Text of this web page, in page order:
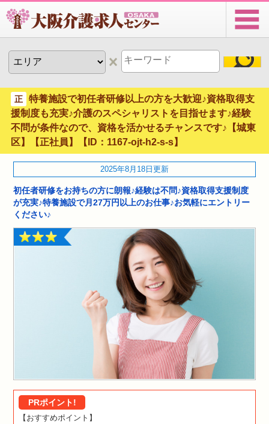
正
特養施設で初任者研修以上の方を大歓迎♪資格取得支
援制度も充実♪介護のスペシャリストを目指せます♪経験
不問が条件なので、資格を活かせるチャンスです♪【城東
区】【正社員】【ID：1167-ojt-h2-s-s】
2025年8月18日更新
初任者研修をお持ちの方に朗報♪経験は不問♪資格取得支援制度
が充実♪特養施設で月27万円以上のお仕事♪お気軽にエントリー
ください♪
PRポイント!
【おすすめポイント】